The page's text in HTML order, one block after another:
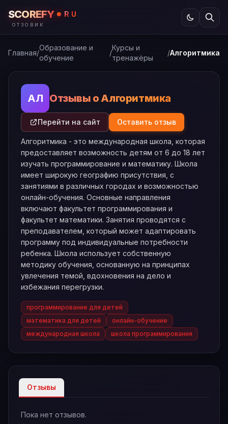
SCOREFY RU
ОТЗОВИК
Главная/
Образование и
обучение
/
Курсы и
тренажёры
/Алгоритмика
АЛ Отзывы о Алгоритмика
Перейти на сайт Оставить отзыв
Алгоритмика - это международная школа, которая
предоставляет возможность детям от 6 до 18 лет
изучать программирование и математику. Школа
имеет широкую географию присутствия, с
занятиями в различных городах и возможностью
онлайн-обучения. Основные направления
включают факультет программирования и
факультет математики. Занятия проводятся с
преподавателем, который может адаптировать
программу под индивидуальные потребности
ребенка. Школа использует собственную
методику обучения, основанную на принципах
увлечения темой, вдохновения на дело и
избежания перегрузки.
программирование для детей
математика для детей
онлайн-обучение
международная школа
школа программирования
Отзывы
Пока нет отзывов.